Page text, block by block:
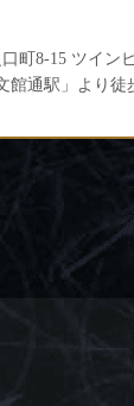
」より徒歩5分